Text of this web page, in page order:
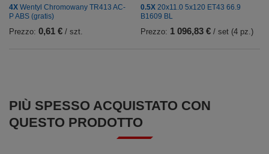
4X Wentyl Chromowany TR413 AC-
P ABS (gratis)
Prezzo: 0,61 € / szt.
0.5X 20x11.0 5x120 ET43 66.9
B1609 BL
Prezzo: 1 096,83 € / set (4 pz.)
PIÙ SPESSO ACQUISTATO CON
QUESTO PRODOTTO